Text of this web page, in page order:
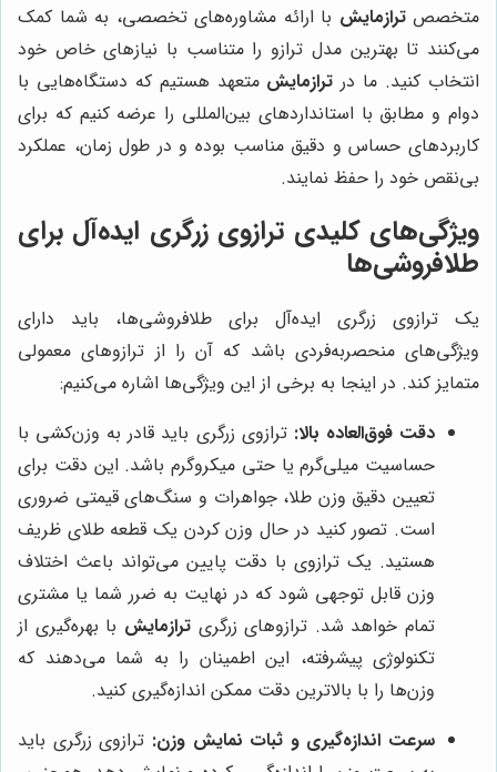
متخصصترازمایش با ارائه مشاوره‌های تخصصی، به شما کمک
می‌کنند تا بهترین مدل ترازو را متناسب با نیازهای خاص خود
انتخاب کنید. ما در ترازمایش متعهد هستیم که دستگاه‌هایی با
دوام و مطابق با استانداردهای بین‌المللی را عرضه کنیم که برای
کاربردهای حساس و دقیق مناسب بوده و در طول زمان، عملکرد
بی‌نقص خود را حفظ نمایند.
ویژگی‌های کلیدی ترازوی زرگری ایده‌آل برای
طلافروشی‌ها
یک ترازوی زرگری ایده‌آل برای طلافروشی‌ها، باید دارای
ویژگی‌های منحصربه‌فردی باشد که آن را از ترازوهای معمولی
متمایز کند. در اینجا به برخی از این ویژگی‌ها اشاره می‌کنیم:
دقت فوق‌العاده بالا: ترازوی زرگری باید قادر به وزن‌کشی با
حساسیت میلی‌گرم یا حتی میکروگرم باشد. این دقت برای
تعیین دقیق وزن طلا، جواهرات و سنگ‌های قیمتی ضروری
است. تصور کنید در حال وزن کردن یک قطعه طلای ظریف
هستید. یک ترازوی با دقت پایین می‌تواند باعث اختلاف
وزن قابل توجهی شود که در نهایت به ضرر شما یا مشتری
تمام خواهد شد. ترازوهای زرگریترازمایش با بهره‌گیری از
تکنولوژی پیشرفته، این اطمینان را به شما می‌دهند که
وزن‌ها را با بالاترین دقت ممکن اندازه‌گیری کنید.
سرعت اندازه‌گیری و ثبات نمایش وزن: ترازوی زرگری باید